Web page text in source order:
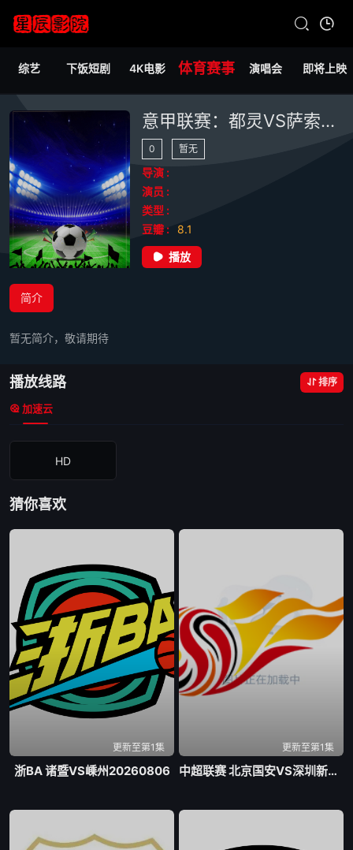
综艺 下饭短剧 4K电影 体育赛事 演唱会 即将上映
意甲联赛：都灵VS萨索洛20260509
0 暂无
导演 :
演员 :
类型 :
豆瓣 :
8.1
播放
简介
暂无简介，敬请期待
播放线路 排序
加速云
HD
猜你喜欢
更新至第1集
浙BA 诸暨VS嵊州20260806
更新至第1集
中超联赛 北京国安VS深圳新鹏城20260807